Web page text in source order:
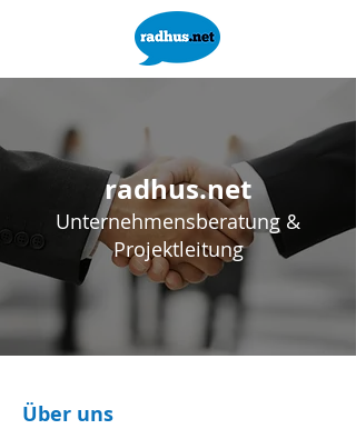
radhus.net
Unternehmensberatung &
Projektleitung
Über uns